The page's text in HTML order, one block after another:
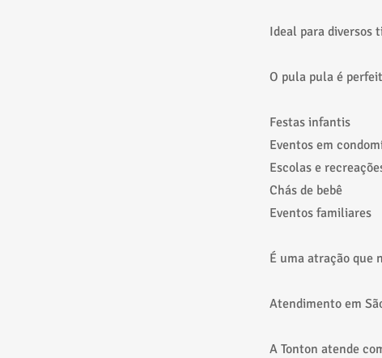
Ideal para diversos
O pula pula é
Festas infantis
Eventos em
Escolas e
Chás de bebê
Eventos familiares
É uma atração que
Atendimento em
A Tonton atende